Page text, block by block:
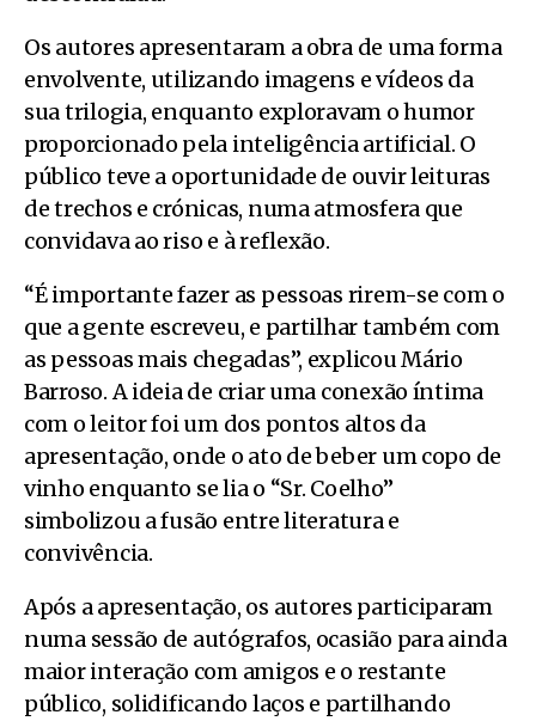
Os autores apresentaram a obra de uma forma
envolvente, utilizando imagens e vídeos da
sua trilogia, enquanto exploravam o humor
proporcionado pela inteligência artificial. O
público teve a oportunidade de ouvir leituras
de trechos e crónicas, numa atmosfera que
convidava ao riso e à reflexão.
“É importante fazer as pessoas rirem-se com o
que a gente escreveu, e partilhar também com
as pessoas mais chegadas”, explicou Mário
Barroso. A ideia de criar uma conexão íntima
com o leitor foi um dos pontos altos da
apresentação, onde o ato de beber um copo de
vinho enquanto se lia o “Sr. Coelho”
simbolizou a fusão entre literatura e
convivência.
Após a apresentação, os autores participaram
numa sessão de autógrafos, ocasião para ainda
maior interação com amigos e o restante
público, solidificando laços e partilhando